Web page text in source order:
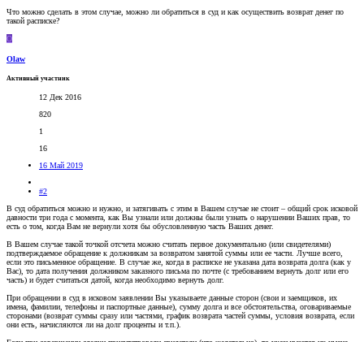
Что можно сделать в этом случае, можно ли обратиться в суд и как осуществить возврат денег по
такой расписке?
O
Olaw
Активный участник
12 Дек 2016
820
1
16
16 Май 2019
#2
В суд обратиться можно и нужно, и затягивать с этим в Вашем случае не стоит – общий срок исковой
давности три года с момента, как Вы узнали или должны были узнать о нарушении Ваших прав, то
есть о том, когда Вам не вернули хотя бы обусловленную часть Ваших денег.
В Вашем случае такой точкой отсчета можно считать первое документально (или свидетелями)
подтверждаемое обращение к должникам за возвратом занятой суммы или ее части. Лучше всего,
если это письменное обращение. В случае же, когда в расписке не указана дата возврата долга (как у
Вас), то дата получения должником заказного письма по почте (с требованием вернуть долг или его
часть) и будет считаться датой, когда необходимо вернуть долг.
При обращении в суд в исковом заявлении Вы указываете данные сторон (свои и заемщиков, их
имена, фамилии, телефоны и паспортные данные), сумму долга и все обстоятельства, оговариваемые
сторонами (возврат суммы сразу или частями, график возврата частей суммы, условия возврата, если
они есть, начисляются ли на долг проценты и т.п.).